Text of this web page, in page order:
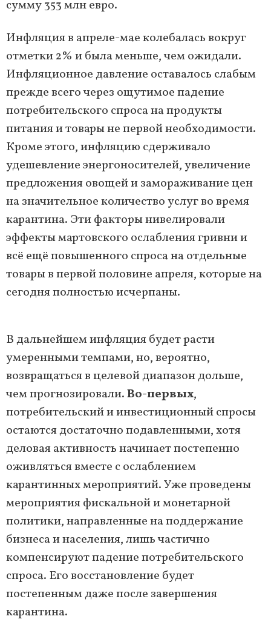
сумму 353 млн евро.
Инфляция в апреле-мае колебалась вокруг
отметки 2% и была меньше, чем ожидали.
Инфляционное давление оставалось слабым
прежде всего через ощутимое падение
потребительского спроса на продукты
питания и товары не первой необходимости.
Кроме этого, инфляцию сдерживало
удешевление энергоносителей, увеличение
предложения овощей и замораживание цен
на значительное количество услуг во время
карантина. Эти факторы нивелировали
эффекты мартовского ослабления гривни и
всё ещё повышенного спроса на отдельные
товары в первой половине апреля, которые на
сегодня полностью исчерпаны.
В дальнейшем инфляция будет расти
умеренными темпами, но, вероятно,
возвращаться в целевой диапазон дольше,
чем прогнозировали.Во-первых,
потребительский и инвестиционный спросы
остаются достаточно подавленными, хотя
деловая активность начинает постепенно
оживляться вместе с ослаблением
карантинных мероприятий. Уже проведены
мероприятия фискальной и монетарной
политики, направленные на поддержание
бизнеса и населения, лишь частично
компенсируют падение потребительского
спроса. Его восстановление будет
постепенным даже после завершения
карантина.